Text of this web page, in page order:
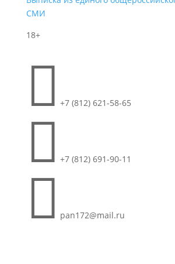
СМИ
18+
 +7 (812) 621-58-65
 +7 (812) 691-90-11
 pan172@mail.ru